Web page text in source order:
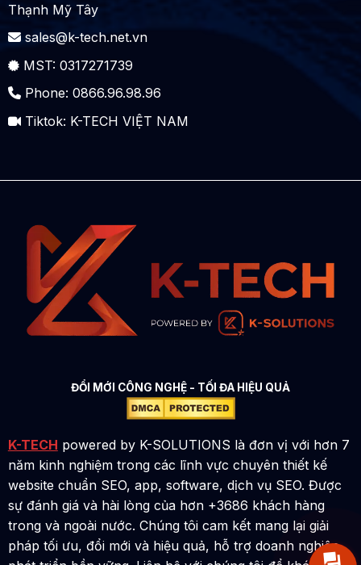
Thạnh Mỹ Tây
sales@k-tech.net.vn
MST: 0317271739
Phone: 0866.96.98.96
Tiktok: K-TECH VIỆT NAM
ĐỔI MỚI CÔNG NGHỆ - TỐI ĐA HIỆU QUẢ
K-TECH powered by K-SOLUTIONS là đơn vị với hơn 7
năm kinh nghiệm trong các lĩnh vực chuyên thiết kế
website chuẩn SEO, app, software, dịch vụ SEO. Được
sự đánh giá và hài lòng của hơn +3686 khách hàng
trong và ngoài nước. Chúng tôi cam kết mang lại giải
pháp tối ưu, đổi mới và hiệu quả, hỗ trợ doanh nghiệp